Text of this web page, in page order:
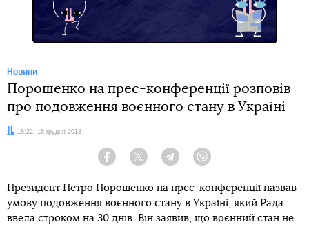
Новини
Порошенко на прес-конференції розповів
про подовження воєнного стану в Україні
Дата:18:22, 16 грудня 2018
Facebook Twitter Telegram
Президент Петро Порошенко на прес-конференції назвав
умову подовження воєнного стану в Україні, який Рада
ввела строком на 30 днів. Він заявив, що воєнний стан не